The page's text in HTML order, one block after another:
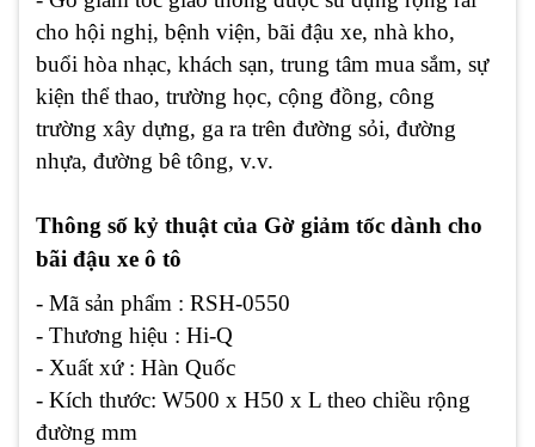
cho hội nghị, bệnh viện, bãi đậu xe, nhà kho,
buổi hòa nhạc, khách sạn, trung tâm mua sắm, sự
kiện thể thao, trường học, cộng đồng, công
trường xây dựng, ga ra trên đường sỏi, đường
nhựa, đường bê tông, v.v.
Thông số kỷ thuật của Gờ giảm tốc dành cho
bãi đậu xe ô tô
- Mã sản phẩm : RSH-0550
- Thương hiệu : Hi-Q
- Xuất xứ : Hàn Quốc
- Kích thước: W500 x H50 x L theo chiều rộng
đường mm